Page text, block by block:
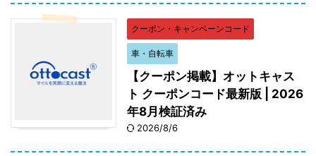
クーポン・キャンペーンコード
車・自転車
【クーポン掲載】オットキャス
ト クーポンコード最新版 | 2026
年8月検証済み
2026/8/6